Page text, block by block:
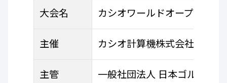
大会名 カシオワールドオープンゴル
主催 カシオ計算機株式会社／黒
主管 一般社団法人 日本ゴルフツ